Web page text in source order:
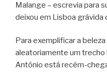
Malange – escrevia para
deixou em Lisboa grávida
Para exemplificar a
aleatoriamente um trecho
António está recém-